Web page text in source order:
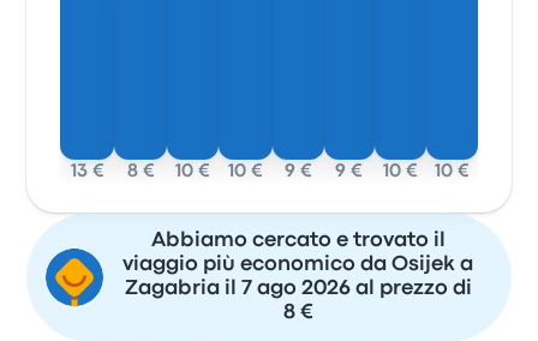
13 € 8 € 10 € 10 € 9 € 9 € 10 € 10 €
Abbiamo cercato e trovato il
viaggio più economico da Osijek a
Zagabria il 7 ago 2026 al prezzo di
8 €